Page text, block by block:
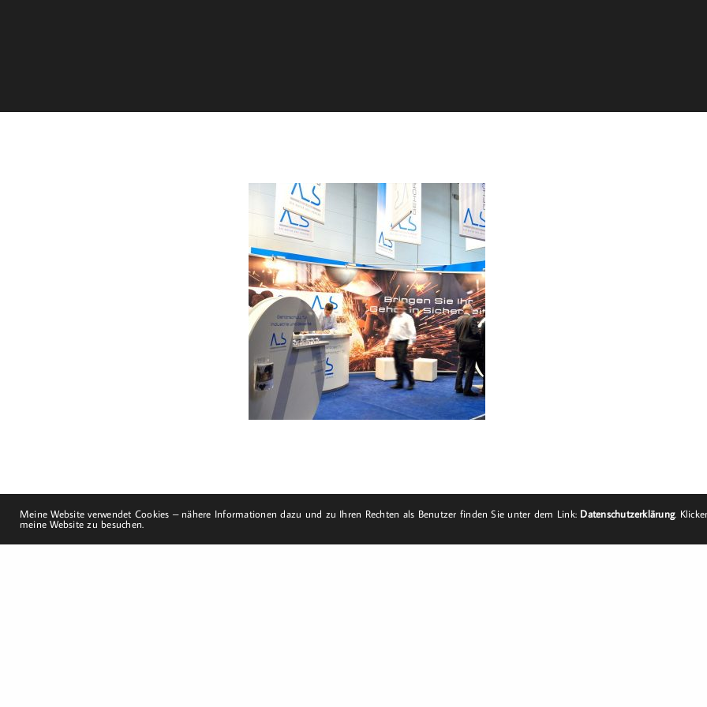
Dorfstraße 8
19217 Kuhlrade | Carlow
mobil: +49 (0)151-
58017683
Email: mail@harald-
Meine Website verwendet Cookies – nähere Informationen dazu und zu Ihren Rechten als Benutzer finden Sie unter dem Link: Datenschutzerklärung.
meine Website zu besuchen.